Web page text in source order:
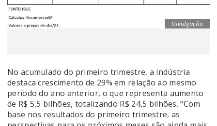
Divulgação
No acumulado do primeiro trimestre, a indústria
destaca crescimento de 29% em relação ao mesmo
período do ano anterior, o que representa aumento
de R$ 5,5 bilhões, totalizando R$ 24,5 bilhões. “Com
base nos resultados do primeiro trimestre, as